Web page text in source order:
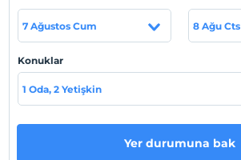
Otel koşulları
Check/in
En erken saat 14:00 ve sonrası
En geç saat 12:00 ve öncesi
7 Ağustos Cum 8 Ağu Cts
Konuklar
1 Oda, 2 Yetişkin
Yer durumuna bak